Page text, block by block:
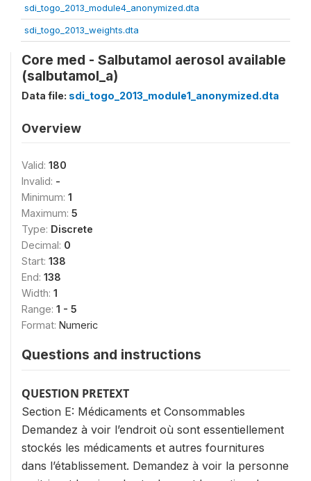
sdi_togo_2013_module4_anonymized.dta
sdi_togo_2013_weights.dta
Core med - Salbutamol aerosol available
(salbutamol_a)
Data file: sdi_togo_2013_module1_anonymized.dta
Overview
Valid: 180
Invalid: -
Minimum: 1
Maximum: 5
Type: Discrete
Decimal: 0
Start: 138
End: 138
Width: 1
Range: 1 - 5
Format: Numeric
Questions and instructions
QUESTION PRETEXT
Section E: Médicaments et Consommables
Demandez à voir l’endroit où sont essentiellement
stockés les médicaments et autres fournitures
dans l’établissement. Demandez à voir la personne